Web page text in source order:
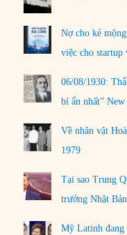
Nợ cho kẻ
việc cho startup
06/08/1930:
bí ẩn nhất”
Về nhân vật
1979
Tại sao Trung
trưởng Nhật
Mỹ Latinh đang